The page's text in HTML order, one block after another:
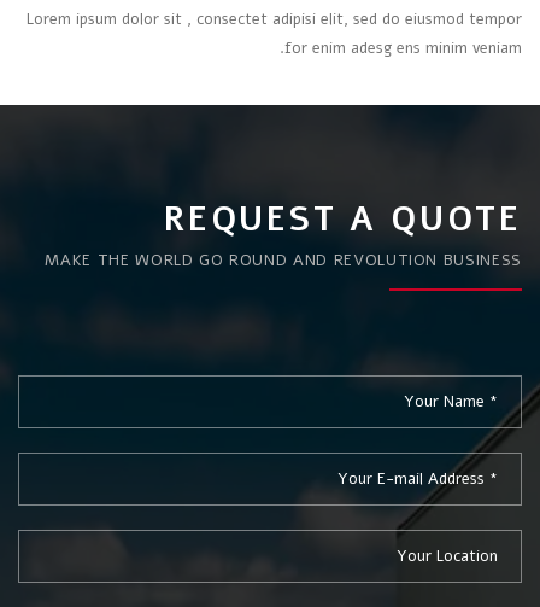
Lorem ipsum dolor sit , consectet adipisi elit, sed do eiusmod tempor
for enim adesg ens minim veniam.
REQUEST A QUOTE
MAKE THE WORLD GO ROUND AND REVOLUTION BUSINESS